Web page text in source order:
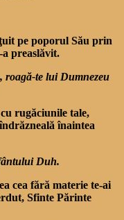
pe poporul Său prin
preaslăvit.
roagă-te lui Dumnezeu
rugăciunile tale,
înaintea
Duh.
cea fără materie te-ai
Sfinte Părinte